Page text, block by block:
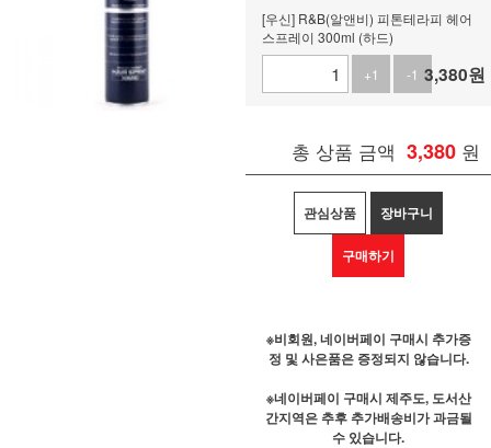
[우신] R&B(알앤비) 피톤테라피 헤어
스프레이 300ml (하드)
+1
-1 3,380원
총 상품 금액 3,380 원
관심상품 장바구니
구매하기
※비회원, 네이버페이 구매시 추가증
정 및 사은품은 증정되지 않습니다.
※네이버페이 구매시 제주도, 도서산
간지역은 추후 추가배송비가 과금될
수 있습니다.